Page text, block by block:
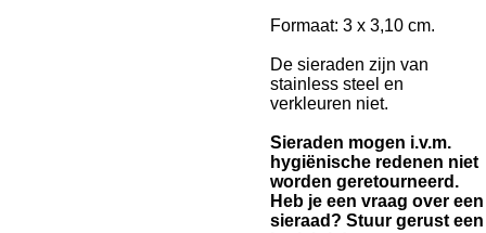
Formaat: 3 x 3,10 cm.
De sieraden zijn van
stainless steel en
verkleuren niet.
Sieraden mogen i.v.m.
hygiënische redenen niet
worden geretourneerd.
Heb je een vraag over een
sieraad? Stuur gerust een